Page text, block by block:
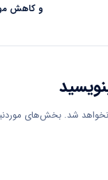
و کاهش
شد. بخش‌های